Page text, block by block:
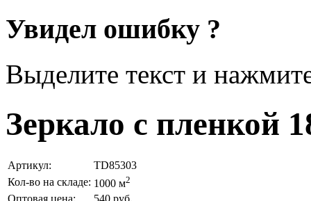
Увидел ошибку ?
Выделите текст и
Зеркало с пленкой
Артикул:
TD85303
Кол-во на складе: 1000 м2
Оптовая цена: 540 руб.